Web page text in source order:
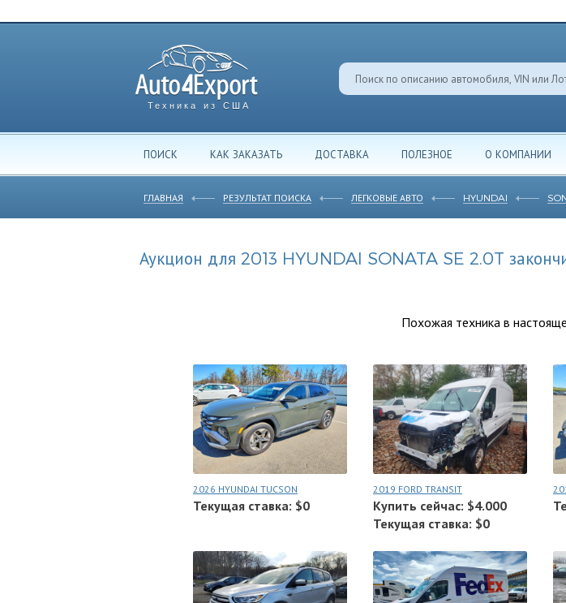
Техника из США
ПОИСК КАК ЗАКАЗАТЬ ДОСТАВКА ПОЛЕЗНОЕ О КОМПАНИИ
ГЛАВНАЯ РЕЗУЛЬТАТ ПОИСКА ЛЕГКОВЫЕ АВТО HYUNDAI
Аукцион для 2013 HYUNDAI SONATA SE 2.0T
Похожая техника в
2026 HYUNDAI TUCSON
Текущая ставка: $0
2019 FORD TRANSIT
Купить сейчас: $4.000
Текущая ставка: $0